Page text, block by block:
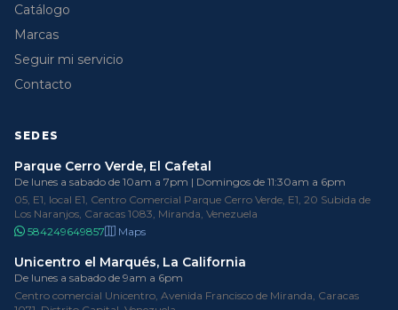
Catálogo
Marcas
Seguir mi servicio
Contacto
SEDES
Parque Cerro Verde, El Cafetal
De lunes a sabado de 10am a 7pm | Domingos de 11:30am a 6pm
05, E1, local E1, Centro Comercial Parque Cerro Verde, E1, 20 Subida de
Los Naranjos, Caracas 1083, Miranda, Venezuela
584249649857
Maps
Unicentro el Marqués, La California
De lunes a sabado de 9am a 6pm
Centro comercial Unicentro, Avenida Francisco de Miranda, Caracas